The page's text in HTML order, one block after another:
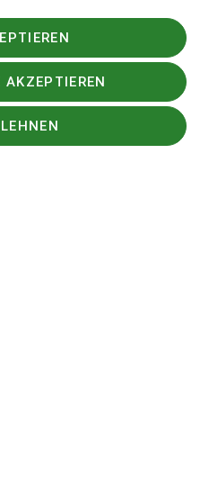
zum Parkplatz. Eine
ca. 20 Kilometer
Höhenmetern!
AKZEPTIEREN